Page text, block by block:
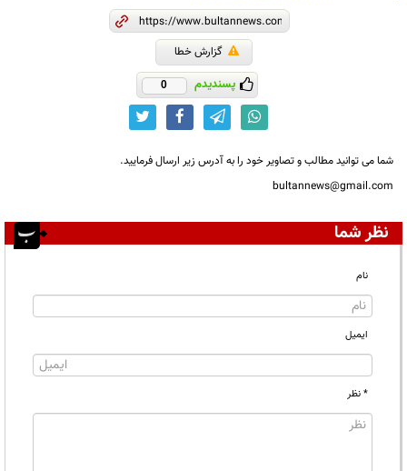
گزارش خطا
پسندیدم 0
شما می توانید مطالب و تصاویر خود را به آدرس زیر ارسال فرمایید.
bultannews@gmail.com
نظر شما
نام
ایمیل
* نظر